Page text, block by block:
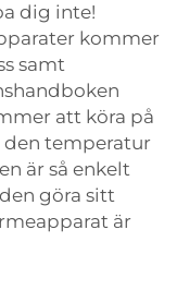
dig inte!
kommer
samt
att köra på
den temperatur
är så enkelt
göra sitt
är